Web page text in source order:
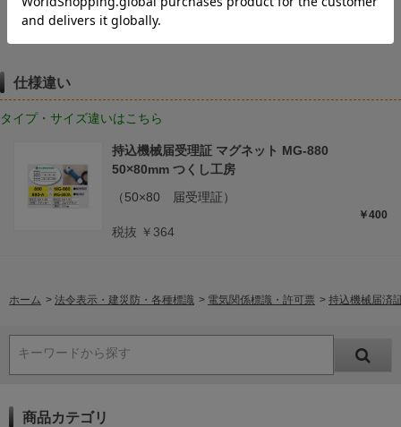
仕様違い
タイプ・サイズ違いはこちら
持込機械届受理証 マグネット MG-880
50×80mm つくし工房
（50×80 届受理証）
￥400
税抜 ￥364
ホーム > 法令表示・建災防・各種標識 > 電気関係標識・許可票 > 持込機械届済
キーワードから探す
商品カテゴリ